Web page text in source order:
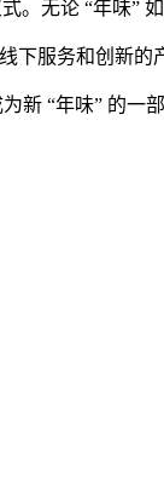
无论 “年味”
服务和创新的
新 “年味” 的一部